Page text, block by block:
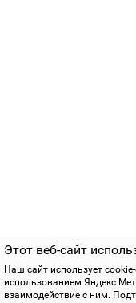
Этот веб-сайт
Наш сайт использует
использованием Яндекс
взаимодействие с ним.